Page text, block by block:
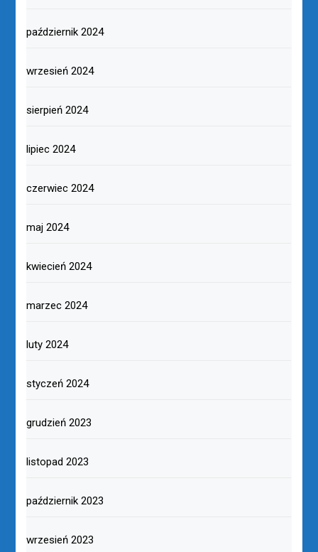
październik 2024
wrzesień 2024
sierpień 2024
lipiec 2024
czerwiec 2024
maj 2024
kwiecień 2024
marzec 2024
luty 2024
styczeń 2024
grudzień 2023
listopad 2023
październik 2023
wrzesień 2023